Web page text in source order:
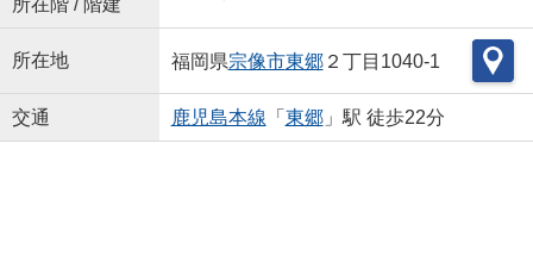
所在階 / 階建
所在地 福岡県宗像市東郷２丁目1040-1
交通 鹿児島本線 「 東郷」駅 徒歩22分